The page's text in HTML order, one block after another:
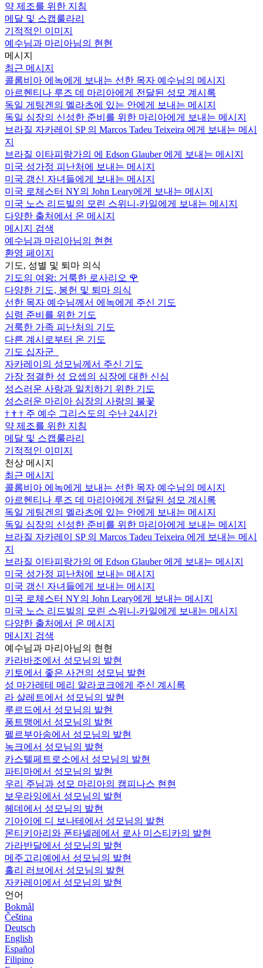
약 제조를 위한 지침
메달 및 스캡룰라리
기적적인 이미지
예수님과 마리아님의 현현
메시지
최근 메시지
콜롬비아 에녹에게 보내는 선한 목자 예수님의 메시지
아르헨티나 루즈 데 마리아에게 전달된 성모 계시록
독일 게팅겐의 멜라츠에 있는 안에게 보내는 메시지
독일 심장의 신성한 준비를 위한 마리아에게 보내는 메시지
브라질 자카레이 SP 의 Marcos Tadeu Teixeira 에게 보내는 메시
지
브라질 이타피랑가의 에 Edson Glauber 에게 보내는 메시지
미국 성가정 피난처에 보내는 메시지
미국 갱신 자녀들에게 보내는 메시지
미국 로체스터 NY의 John Leary에게 보내는 메시지
미국 노스 리드빌의 모린 스위니-카일에게 보내는 메시지
다양한 출처에서 온 메시지
메시지 검색
예수님과 마리아님의 현현
환영 페이지
기도, 성별 및 퇴마 의식
기도의 여왕: 거룩한 로사리오 🌹
다양한 기도, 봉헌 및 퇴마 의식
선한 목자 예수님께서 에녹에게 주신 기도
심령 준비를 위한 기도
거룩한 가족 피난처의 기도
다른 계시로부터 온 기도
기도 십자군
자카레이의 성모님께서 주신 기도
가장 정결한 성 요셉의 심장에 대한 신심
성스러운 사랑과 일치하기 위한 기도
성스러운 마리아 심장의 사랑의 불꽃
† † † 주 예수 그리스도의 수난 24시간
약 제조를 위한 지침
메달 및 스캡룰라리
기적적인 이미지
천상 메시지
최근 메시지
콜롬비아 에녹에게 보내는 선한 목자 예수님의 메시지
아르헨티나 루즈 데 마리아에게 전달된 성모 계시록
독일 게팅겐의 멜라츠에 있는 안에게 보내는 메시지
독일 심장의 신성한 준비를 위한 마리아에게 보내는 메시지
브라질 자카레이 SP 의 Marcos Tadeu Teixeira 에게 보내는 메시
지
브라질 이타피랑가의 에 Edson Glauber 에게 보내는 메시지
미국 성가정 피난처에 보내는 메시지
미국 갱신 자녀들에게 보내는 메시지
미국 로체스터 NY의 John Leary에게 보내는 메시지
미국 노스 리드빌의 모린 스위니-카일에게 보내는 메시지
다양한 출처에서 온 메시지
메시지 검색
예수님과 마리아님의 현현
카라바조에서 성모님의 발현
키토에서 좋은 사건의 성모님 발현
성 마가레테 메리 알라코크에게 주신 계시록
라 살레트에서 성모님의 발현
루르드에서 성모님의 발현
퐁트맹에서 성모님의 발현
펠르부아송에서 성모님의 발현
녹크에서 성모님의 발현
카스텔페트로소에서 성모님의 발현
파티마에서 성모님의 발현
우리 주님과 성모 마리아의 캠피나스 현현
보우라잉에서 성모님의 발현
헤데에서 성모님의 발현
기아이에 디 보나테에서 성모님의 발현
몬티키아리와 폰타넬레에서 로사 미스티카의 발현
가라반달에서 성모님의 발현
메주고리예에서 성모님의 발현
홀리 러브에서 성모님의 발현
자카레이에서 성모님의 발현
언어
Bokmål
Čeština
Deutsch
English
Español
Filipino